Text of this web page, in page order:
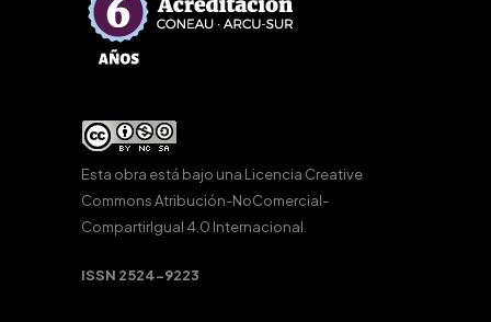
Esta obra está bajo una Licencia Creative
Commons Atribución-NoComercial-
CompartirIgual 4.0 Internacional.
ISSN 2524-9223